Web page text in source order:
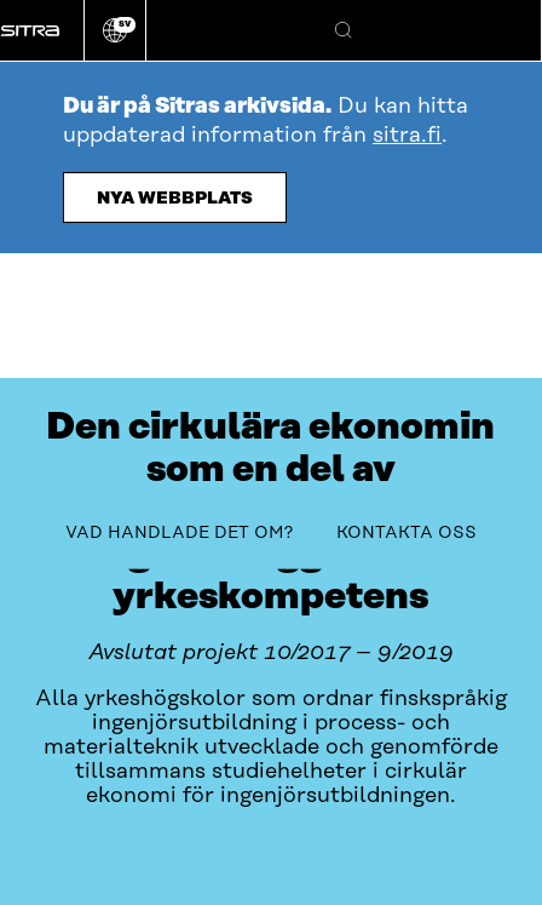
direkt
till
Ändra
språk
SV
Sök
Du är på Sitras arkivsida. Du kan hitta
uppdaterad information från sitra.fi.
NYA WEBBPLATS
Den cirkulära ekonomin
som en del av
yrkeskompetens
Avslutat projekt 10/2017 – 9/2019
Alla yrkeshögskolor som ordnar finskspråkig
ingenjörsutbildning i process- och
materialteknik utvecklade och genomförde
tillsammans studiehelheter i cirkulär
ekonomi för ingenjörsutbildningen.
Innehållsförteckning
VAD HANDLADE DET OM? KONTAKTA OSS